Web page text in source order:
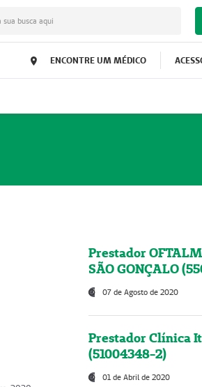
sua busca aqui
ENCONTRE UM MÉDICO
Prestador
SÃO GONÇALO
07 de Agosto de 2020
Prestador Clínica
(51004348-2)
01 de Abril de 2020